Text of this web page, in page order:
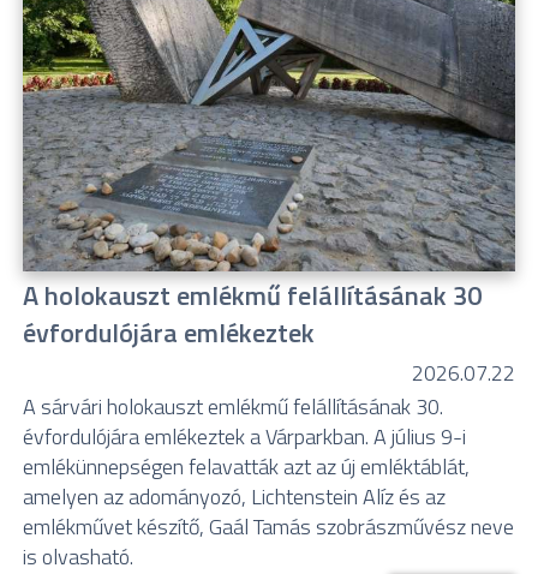
A holokauszt emlékmű felállításának 30
évfordulójára emlékeztek
2026.07.22
A sárvári holokauszt emlékmű felállításának 30.
évfordulójára emlékeztek a Várparkban. A július 9-i
emlékünnepségen felavatták azt az új emléktáblát,
amelyen az adományozó, Lichtenstein Alíz és az
emlékművet készítő, Gaál Tamás szobrászművész neve
is olvasható.